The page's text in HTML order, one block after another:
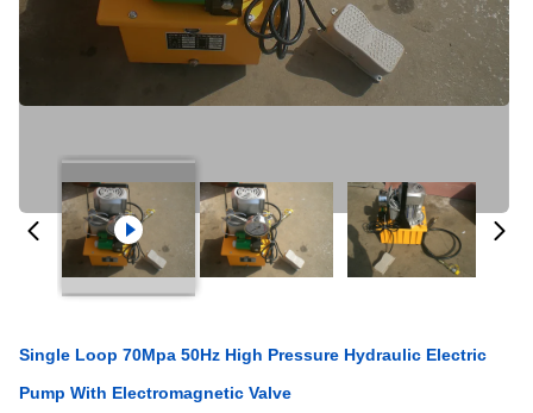
Single Loop 70Mpa 50Hz High Pressure Hydraulic Electric
Pump With Electromagnetic Valve